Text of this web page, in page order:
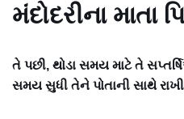
મંદોદરીના માતા
તે પછી, થોડા સમય માટે તે
સમય સુધી તેને પોતાની સાથે